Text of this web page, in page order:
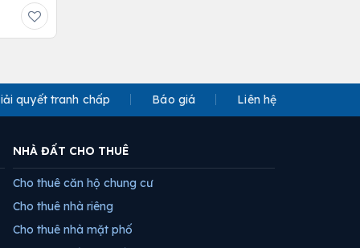
quyết tranh chấp Báo giá Liên hệ
NHÀ ĐẤT CHO THUÊ
Cho thuê căn hộ chung cư
Cho thuê nhà riêng
Cho thuê nhà mặt phố